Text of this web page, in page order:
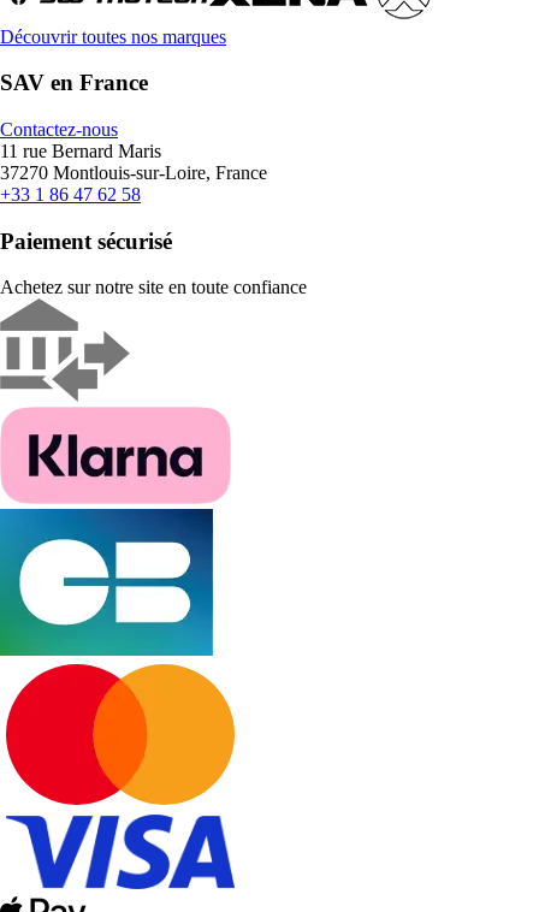
Découvrir toutes nos marques
SAV en France
Contactez-nous
11 rue Bernard Maris
37270 Montlouis-sur-Loire, France
+33 1 86 47 62 58
Paiement sécurisé
Achetez sur notre site en toute confiance